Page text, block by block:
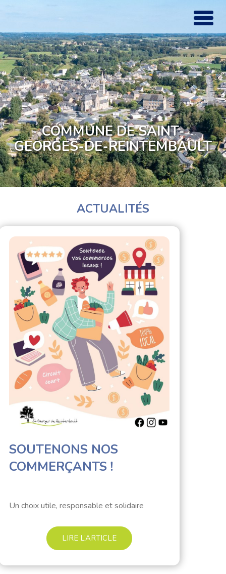
COMMUNE DE SAINT-
GEORGES-DE-REINTEMBAULT
ACTUALITÉS
SOUTENONS NOS
COMMERÇANTS !
Un choix utile, responsable et solidaire
LIRE L’ARTICLE